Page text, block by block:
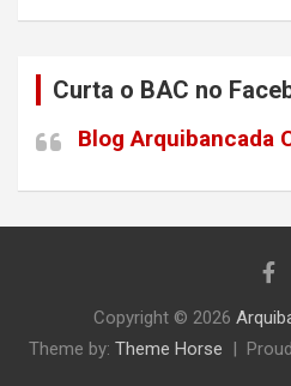
Curta o BAC no
Blog Arquibancada
Copyright © 2026
Theme by: Theme Horse